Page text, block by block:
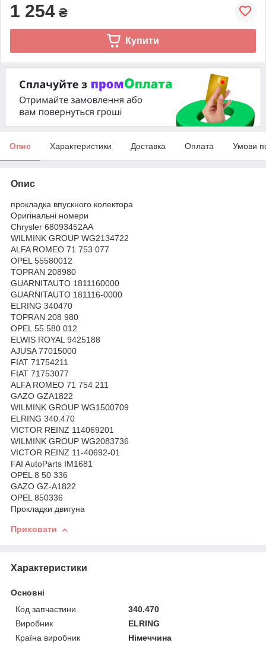
1 254 ₴
Купити
Опис Характеристики Доставка Оплата Умови
Опис
прокладка впускного колектора
Оригінальні номери
Chrysler 68093452AA
WILMINK GROUP WG2134722
ALFA ROMEO 71 753 077
OPEL 55580012
TOPRAN 208980
GUARNITAUTO 1811160000
GUARNITAUTO 181116-0000
ELRING 340470
TOPRAN 208 980
OPEL 55 580 012
ELWIS ROYAL 9425188
AJUSA 77015000
FIAT 71754211
FIAT 71753077
ALFA ROMEO 71 754 211
GAZO GZA1822
WILMINK GROUP WG1500709
ELRING 340.470
VICTOR REINZ 114069201
WILMINK GROUP WG2083736
VICTOR REINZ 11-40692-01
FAI AutoParts IM1681
OPEL 8 50 336
GAZO GZ-A1822
OPEL 850336
Прокладки двигуна
Приховати
Характеристики
Основні
Код запчастини
340.470
Виробник
ELRING
Країна виробник
Німеччина